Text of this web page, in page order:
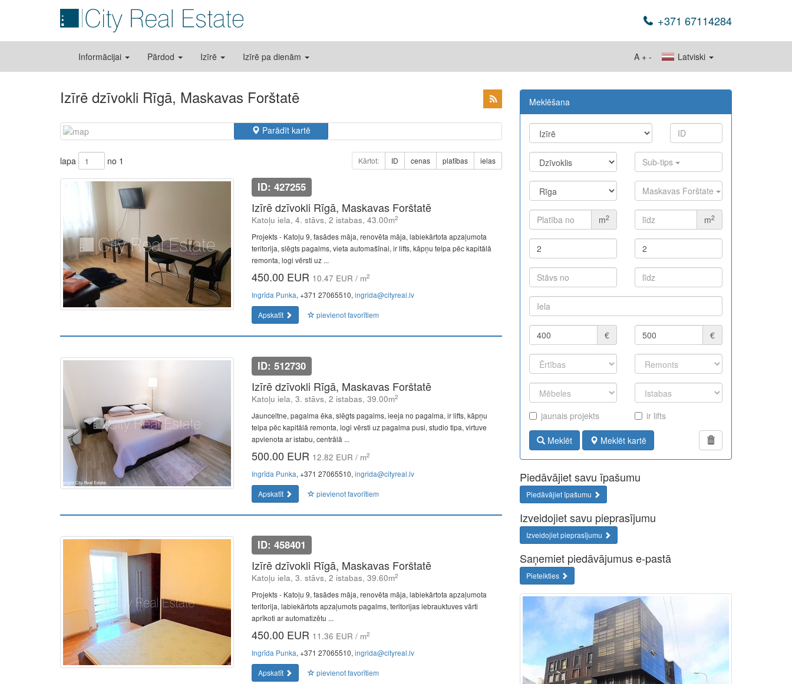
+371 67114284
Informācijai Pārdod Izīrē Izīrē pa dienām Latviski
A + -
Izīrē dzīvokli Rīgā, Maskavas Forštatē
Parādīt kartē
lapa no 1 Kārtot: ID cenas platības ielas
ID: 427255
Izīrē dzīvokli Rīgā, Maskavas Forštatē
Katoļu iela, 4. stāvs, 2 istabas, 43.00m2
Projekts - Katoļu 9, fasādes māja, renovēta māja, labiekārtota apzaļumota
teritorija, slēgts pagalms, vieta automašīnai, ir lifts, kāpņu telpa pēc kapitālā
remonta, logi vērsti uz ...
450.00 EUR 10.47 EUR / m2
Ingrīda Punka, +371 27065510, ingrida@cityreal.lv
Apskatīt
pievienot favorītiem
ID: 512730
Izīrē dzīvokli Rīgā, Maskavas Forštatē
Katoļu iela, 3. stāvs, 2 istabas, 39.00m2
Jaunceltne, pagalma ēka, slēgts pagalms, ieeja no pagalma, ir lifts, kāpņu
telpa pēc kapitālā remonta, logi vērsti uz pagalma pusi, studio tipa, virtuve
apvienota ar istabu, centrālā ...
500.00 EUR 12.82 EUR / m2
Ingrīda Punka, +371 27065510, ingrida@cityreal.lv
Apskatīt
pievienot favorītiem
ID: 458401
Izīrē dzīvokli Rīgā, Maskavas Forštatē
Katoļu iela, 3. stāvs, 2 istabas, 39.60m2
Projekts - Katoļu 9, fasādes māja, renovēta māja, labiekārtota apzaļumota
teritorija, labiekārtots apzaļumots pagalms, teritorijas iebrauktuves vārti
aprīkoti ar automatizētu ...
450.00 EUR 11.36 EUR / m2
Ingrīda Punka, +371 27065510, ingrida@cityreal.lv
Apskatīt
pievienot favorītiem
Meklēšana
Sub-tips
Maskavas Forštate
m2 m2
€ €
jaunais projekts ir lifts
Meklēt Meklēt kartē
Piedāvājiet savu īpašumu
Piedāvājiet īpašumu
Izveidojiet savu pieprasījumu
Izveidojiet pieprasījumu
Saņemiet piedāvājumus e-pastā
Pieteikties